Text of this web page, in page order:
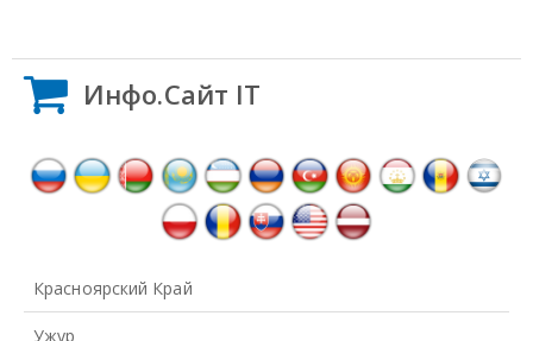
Инфо.Сайт IT
Красноярский Край
Ужур